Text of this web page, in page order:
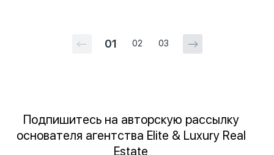
01 02 03
Подпишитесь на авторскую рассылку
основателя агентства Elite & Luxury Real
Estate